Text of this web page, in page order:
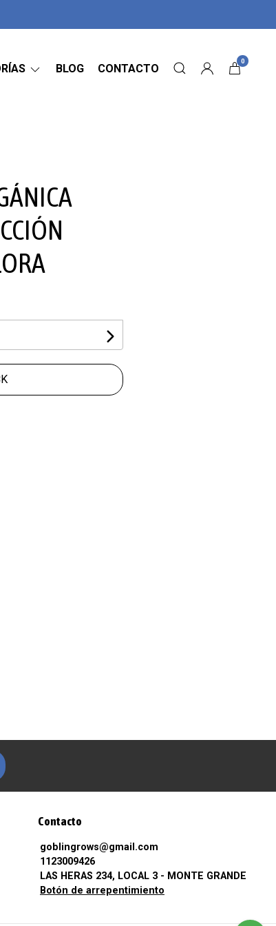
BLOG CONTACTO
0
Contacto
goblingrows@gmail.com
1123009426
LAS HERAS 234, LOCAL 3 - MONTE GRANDE
Botón de arrepentimiento